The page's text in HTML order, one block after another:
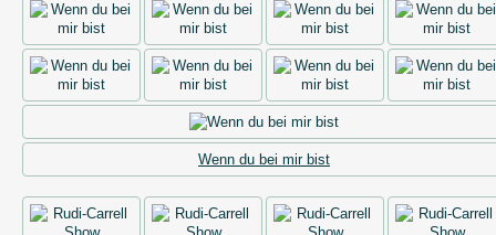
Wenn du bei mir bist